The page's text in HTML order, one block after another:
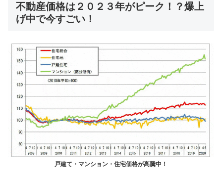
不動産価格は２０２３年がピーク！？爆上
げ中で今すごい！
戸建て・マンション・住宅価格が高騰中！